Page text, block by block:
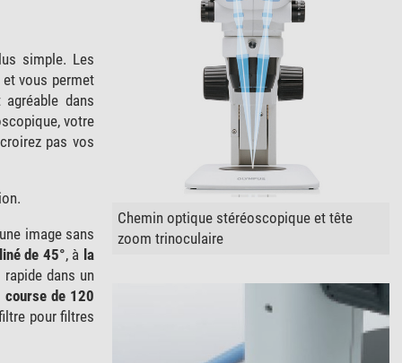
simple. Les
vous permet
dans
votre
pas vos
image sans
de 45°, à la
dans un
course de 120
pour filtres
Chemin optique stéréoscopique et tête
zoom trinoculaire